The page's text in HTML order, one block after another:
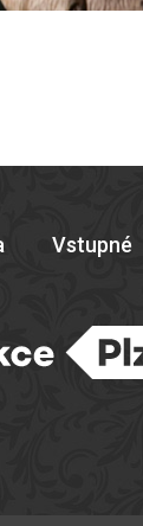
Vstupné